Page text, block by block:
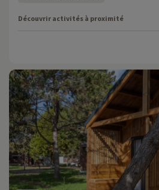
Découvrir activités à proximité